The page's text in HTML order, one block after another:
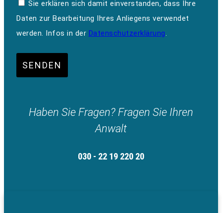
Sie erklären sich damit einverstanden, dass Ihre
Daten zur Bearbeitung Ihres Anliegens verwendet
werden. Infos in der Datenschutzerklärung.
SENDEN
Haben Sie Fragen? Fragen Sie Ihren
Anwalt
030 - 22 19 220 20